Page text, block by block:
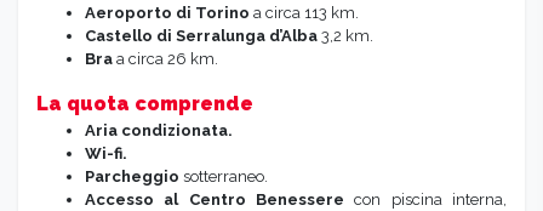
Aeroporto di Torino a circa 113 km.
Castello di Serralunga d’Alba 3,2 km.
Bra a circa 26 km.
La quota comprende
Aria condizionata.
Wi-fi.
Parcheggio sotterraneo.
Accesso al Centro Benessere con piscina interna,